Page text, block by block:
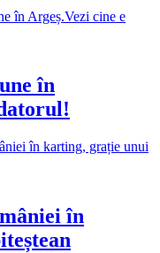
în
în